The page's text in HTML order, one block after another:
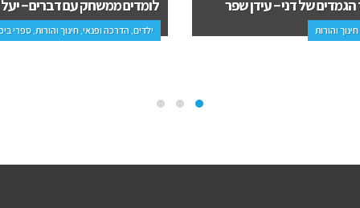
ממשחק עם דברים – יעל זקוב
ופנאי, חינוך והורות, ספרי ביכורים
ברגר
פרוזה, נוער, ספרי ביכורים